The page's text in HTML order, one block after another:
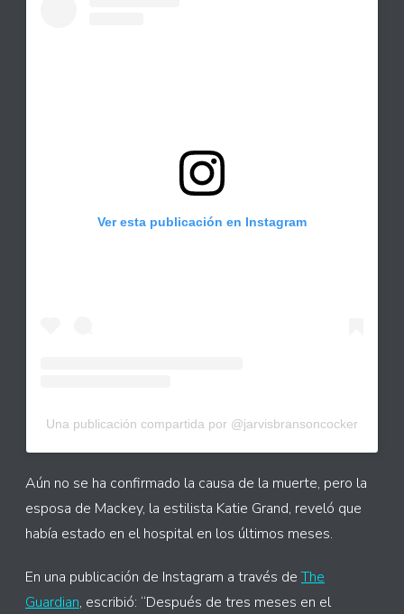
Ver esta publicación en Instagram
Una publicación compartida por @jarvisbransoncocker
Aún no se ha confirmado la causa de la muerte, pero la
esposa de Mackey, la estilista Katie Grand, reveló que
había estado en el hospital en los últimos meses.
En una publicación de Instagram a través deThe
Guardian, escribió: “Después de tres meses en el